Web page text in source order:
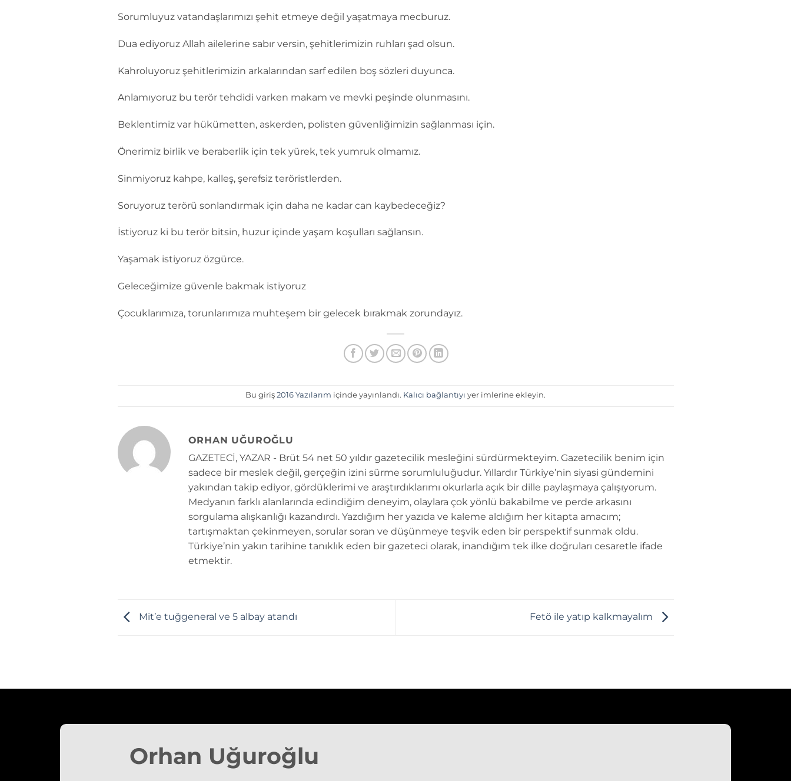
Sorumluyuz vatandaşlarımızı şehit etmeye değil yaşatmaya mecburuz.
Dua ediyoruz Allah ailelerine sabır versin, şehitlerimizin ruhları şad olsun.
Kahroluyoruz şehitlerimizin arkalarından sarf edilen boş sözleri duyunca.
Anlamıyoruz bu terör tehdidi varken makam ve mevki peşinde olunmasını.
Beklentimiz var hükümetten, askerden, polisten güvenliğimizin sağlanması için.
Önerimiz birlik ve beraberlik için tek yürek, tek yumruk olmamız.
Sinmiyoruz kahpe, kalleş, şerefsiz teröristlerden.
Soruyoruz terörü sonlandırmak için daha ne kadar can kaybedeceğiz?
İstiyoruz ki bu terör bitsin, huzur içinde yaşam koşulları sağlansın.
Yaşamak istiyoruz özgürce.
Geleceğimize güvenle bakmak istiyoruz
Çocuklarımıza, torunlarımıza muhteşem bir gelecek bırakmak zorundayız.
Bu giriş 2016 Yazılarım içinde yayınlandı. Kalıcı bağlantıyı yer imlerine ekleyin.
ORHAN UĞUROĞLU
GAZETECİ, YAZAR - Brüt 54 net 50 yıldır gazetecilik mesleğini sürdürmekteyim. Gazetecilik benim için
sadece bir meslek değil, gerçeğin izini sürme sorumluluğudur. Yıllardır Türkiye’nin siyasi gündemini
yakından takip ediyor, gördüklerimi ve araştırdıklarımı okurlarla açık bir dille paylaşmaya çalışıyorum.
Medyanın farklı alanlarında edindiğim deneyim, olaylara çok yönlü bakabilme ve perde arkasını
sorgulama alışkanlığı kazandırdı. Yazdığım her yazıda ve kaleme aldığım her kitapta amacım;
tartışmaktan çekinmeyen, sorular soran ve düşünmeye teşvik eden bir perspektif sunmak oldu.
Türkiye’nin yakın tarihine tanıklık eden bir gazeteci olarak, inandığım tek ilke doğruları cesaretle ifade
etmektir.
Mit’e tuğgeneral ve 5 albay atandı Fetö ile yatıp kalkmayalım
Orhan Uğuroğlu